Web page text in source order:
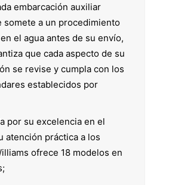
embarcación auxiliar
somete a un procedimiento
el agua antes de su envío,
que cada aspecto de su
se revise y cumpla con los
establecidos por
por su excelencia en el
atención práctica a los
ofrece 18 modelos en